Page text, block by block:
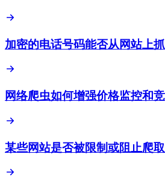
加密的电话号码能否从网站上
网络爬虫如何增强价格监控和
某些网站是否被限制或阻止爬取